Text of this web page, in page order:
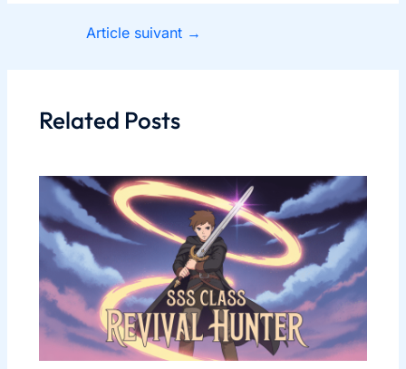
Article suivant →
Related Posts